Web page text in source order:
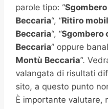
parole tipo: “
Beccaria“, “Ritiro
Beccaria“, “Sgombero
Beccaria” oppure
Montù Beccaria“.
valangata di risultati
sito, a questo punto
È importante valutare,